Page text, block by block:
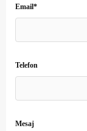
Email*
Telefon
Mesaj